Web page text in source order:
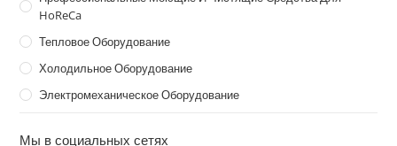
HoReCa
Тепловое Оборудование
Холодильное Оборудование
Электромеханическое Оборудование
Мы в социальных сетях